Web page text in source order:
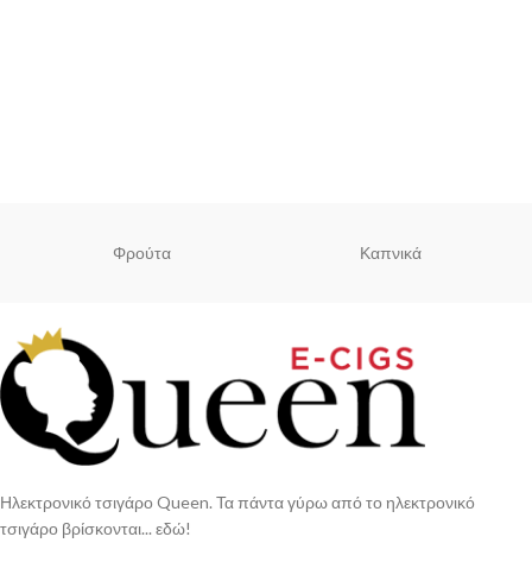
Φρούτα Καπνικά
Ηλεκτρονικό τσιγάρο Queen. Τα πάντα γύρω από το ηλεκτρονικό
τσιγάρο βρίσκονται... εδώ!